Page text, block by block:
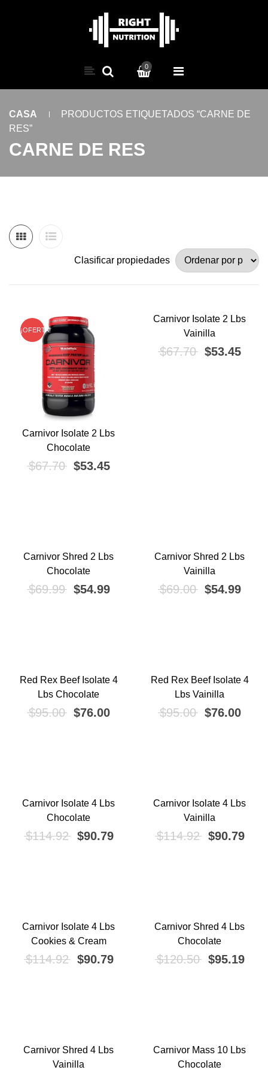
0
CASA
PRODUCTOS ETIQUETADOS “CARNE DE
RES”
CARNE DE RES
era: $21.85.
actual es: $18.55.
Clasificar propiedades
¡OFERTA!
Carnivor Isolate 2 Lbs
Chocolate
$67.70 El precio original era: $67.70.
$53.45El precio actual es: $53.45.
Carnivor Isolate 2 Lbs
Vainilla
$67.70 El precio
$53.45El
¡OFERTA!
Carnivor Shred 2 Lbs
Chocolate
$69.99 El precio original era: $69.99.
$54.99El precio actual es: $54.99.
Carnivor Shred 2 Lbs
Vainilla
$69.00 El precio
$54.99El
¡OFERTA!
Red Rex Beef Isolate 4
Lbs Chocolate
$95.00 El precio original era: $95.00.
$76.00El precio actual es: $76.00.
¡OFERTA!
Red Rex Beef Isolate 4
Lbs Vainilla
$95.00 El precio
$76.00El
¡OFERTA!
Carnivor Isolate 4 Lbs
Chocolate
$114.92 El precio original era: $114.92.
$90.79El precio actual es: $90.79.
Carnivor Isolate 4 Lbs
Vainilla
$114.92 El precio
$90.79El
¡OFERTA!
Carnivor Isolate 4 Lbs
Cookies & Cream
$114.92 El precio original era: $114.92.
$90.79El precio actual es: $90.79.
¡OFERTA!
Carnivor Shred 4 Lbs
Chocolate
$120.50 El precio
$95.19El
Carnivor Shred 4 Lbs
Vainilla
¡OFERTA!
Carnivor Mass 10 Lbs
Chocolate